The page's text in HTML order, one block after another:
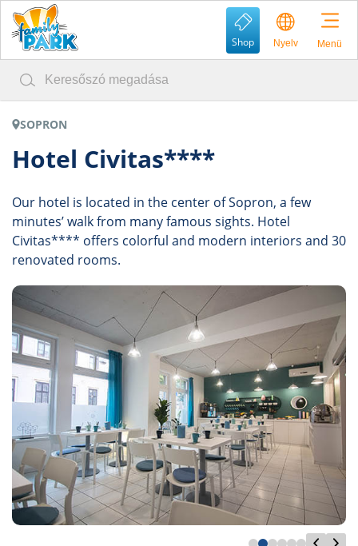
Shop Nyelv Menü
SOPRON
Hotel Civitas****
Our hotel is located in the center of Sopron, a few
minutes’ walk from many famous sights. Hotel
Civitas**** offers colorful and modern interiors and 30
renovated rooms.